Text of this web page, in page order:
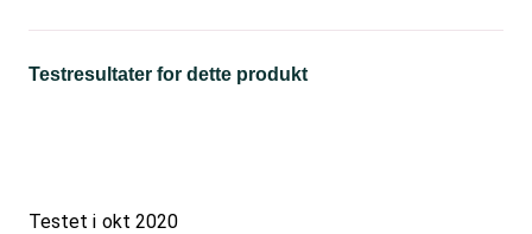
Testresultater for dette produkt
Testet i okt 2020